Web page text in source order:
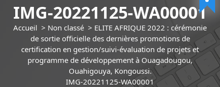
IMG-20221125-WA00001
Accueil > Non classé > ELITE AFRIQUE 2022 : cérémonie
de sortie officielle des dernières promotions de
certification en gestion/suivi-évaluation de projets et
programme de développement à Ouagadougou,
Ouahigouya, Kongoussi.
IMG-20221125-WA00001